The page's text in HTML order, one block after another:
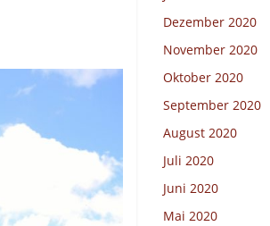
Dezember 2020
November 2020
Oktober 2020
September 2020
August 2020
Juli 2020
Juni 2020
Mai 2020